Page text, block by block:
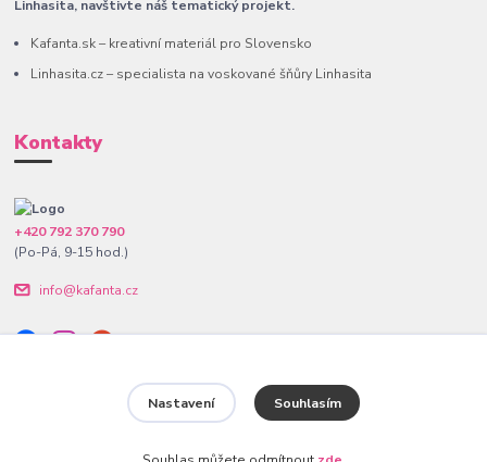
Linhasita, navštivte náš tematický projekt.
Kafanta.sk – kreativní materiál pro Slovensko
Linhasita.cz – specialista na voskované šňůry Linhasita
Kontakty
+420 792 370 790
(Po-Pá, 9-15 hod.)
info@kafanta.cz
Nastavení Souhlasím